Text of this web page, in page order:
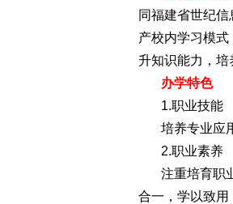
同福建省世纪
产校内学习模
升知识能力，培
办学特色
1.职业技能
培养专业应
2.职业素养
注重培育职
合一，学以致用